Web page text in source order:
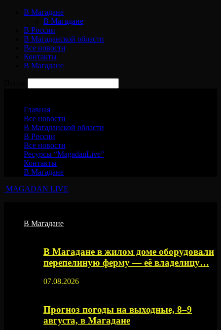
В Магадане
В Магадане
В России
В Магаданской области
Все новости
Контакты
В Магадане
Главная
Все новости
В Магаданской области
В России
Все новости
Ресурсы “MagadanLive”
Контакты
В Магадане
MAGADAN LIVE
В Магадане
В Магадане в жилом доме оборудовали
перепелиную ферму — её владелицу…
07.08.2026
Прогноз погоды на выходные, 8–9
августа, в Магадане